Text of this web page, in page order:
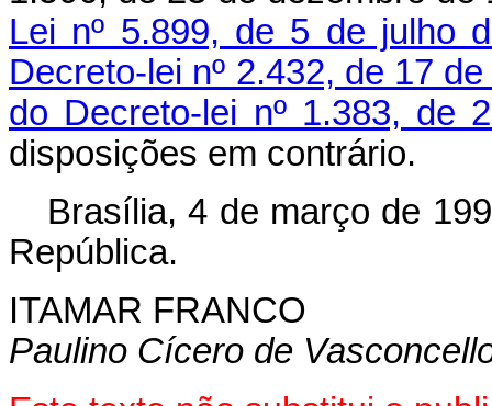
Lei nº 5.899, de 5 de julho
Decreto-lei nº 2.432, de 17
do Decreto-lei nº 1.383, de
disposições em contrário.
Brasília, 4 de março de
República.
ITAMAR FRANCO
Paulino Cícero de